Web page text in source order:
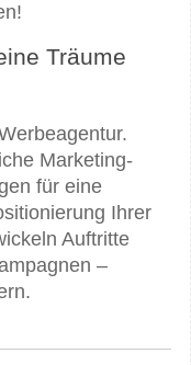
Träume
Marketing-
für eine
Ihrer
Auftritte
–